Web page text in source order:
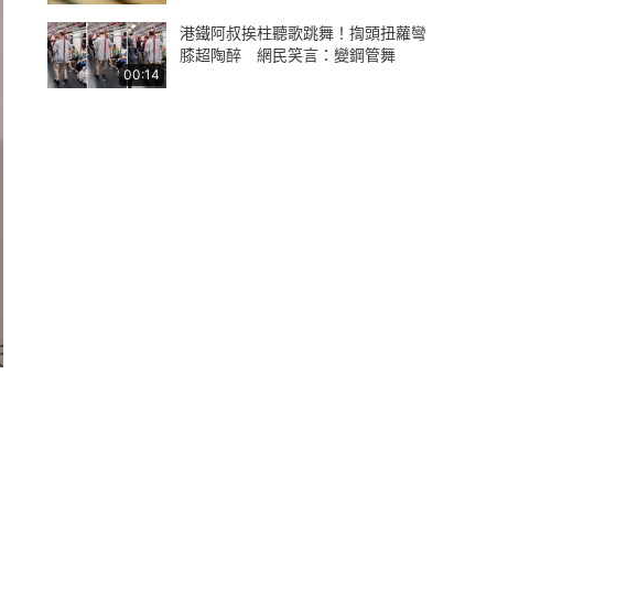
00:14
港鐵阿叔挨柱聽歌跳舞！揈頭扭蘿彎
膝超陶醉 網民笑言：變鋼管舞